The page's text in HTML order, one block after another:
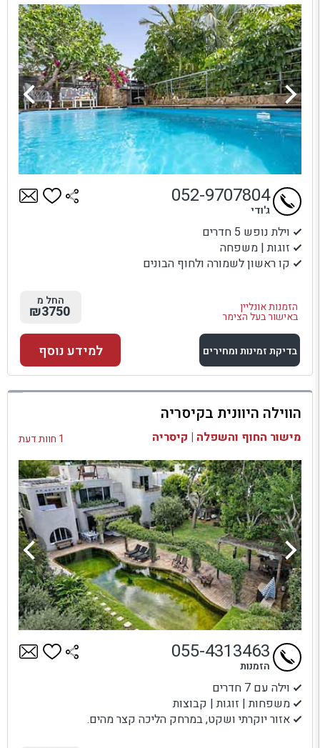
וילת נופש 5 חדרים
זוגות | משפחה
קו ראשון לשמורה ולחוף הבונים
הזמנות אונליין
באישור בעל הצימר
052-9707804
ג'ודי
החל מ
₪3750
בדיקת זמינות ומחירים
למתחם זה
בדיקת זמינות ומחירים
למידע נוסף
הווילה היוונית בקיסריה
מישור החוף והשפלה | קיסריה 1 חוות דעת
וילה עם 7 חדרים
משפחות | זוגות | קבוצות
אזור יוקרתי ושקט, במרחק הליכה קצר מהים.
055-4313463
הזמנות